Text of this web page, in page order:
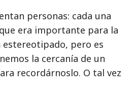
personas: cada una
era importante para la
estereotipado, pero es
la cercanía de un
recordárnoslo. O tal vez